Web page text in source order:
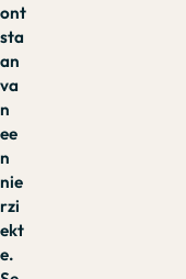
ont
sta
an
va
n
ee
n
nie
rzi
ekt
e.